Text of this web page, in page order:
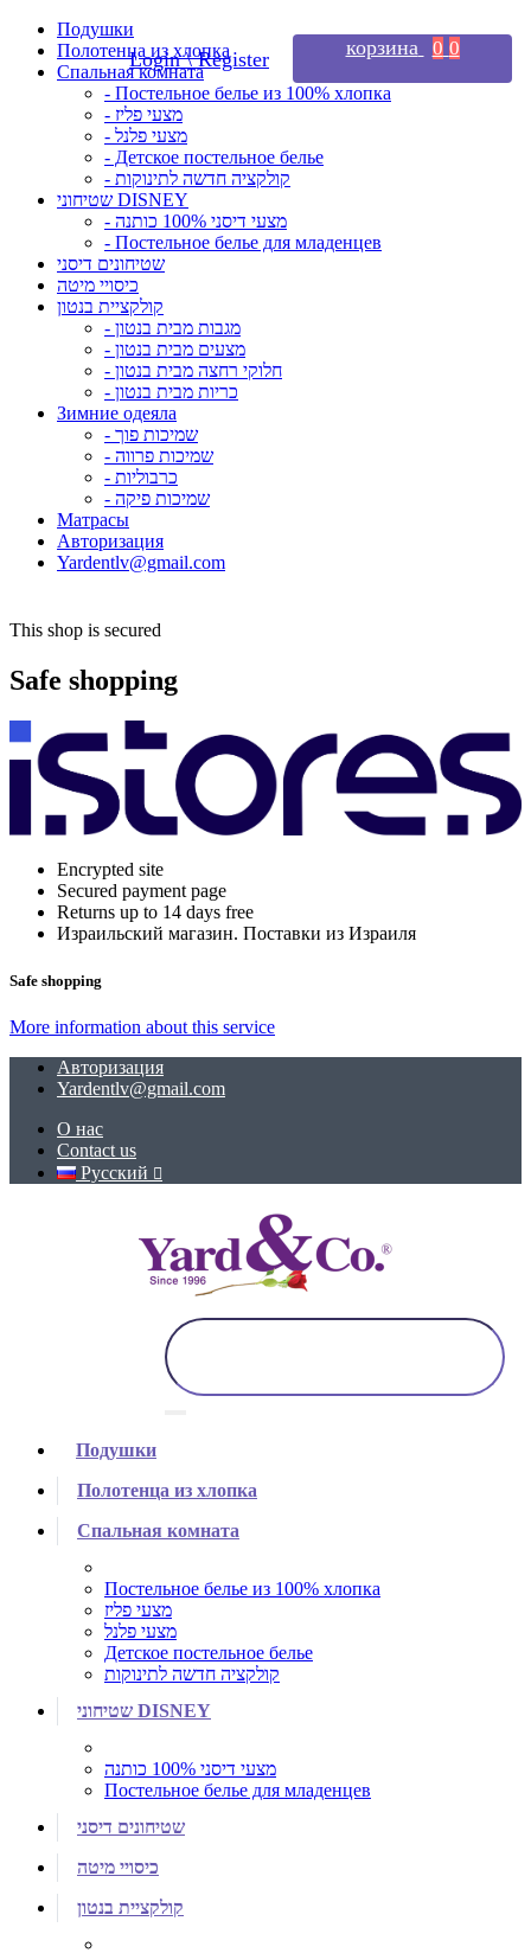
Подушки
Полотенца из хлопка
Спальная комната
- Постельное белье из 100% хлопка
- מצעי פליז
- מצעי פלנל
- Детское постельное белье
- קולקציה חדשה לתינוקות
שטיחוני DISNEY
- מצעי דיסני 100% כותנה
- Постельное белье для младенцев
שטיחונים דיסני
כיסויי מיטה
קולקציית בנטון
- מגבות מבית בנטון
- מצעים מבית בנטון
- חלוקי רחצה מבית בנטון
- כריות מבית בנטון
Зимние одеяла
- שמיכות פוך
- שמיכות פרווה
- כרבוליות
- שמיכות פיקה
Матрасы
Авторизация
Yardentlv@gmail.com
This shop is secured
Safe shopping
Encrypted site
Secured payment page
Returns up to 14 days free
Израильский магазин. Поставки из Израиля
Safe shopping
More information about this service
Авторизация
Yardentlv@gmail.com
О нас
Contact us
Русский
Login \ Register корзина 0 0
Подушки
Полотенца из хлопка
Спальная комната
Постельное белье из 100% хлопка
מצעי פליז
מצעי פלנל
Детское постельное белье
קולקציה חדשה לתינוקות
שטיחוני DISNEY
מצעי דיסני 100% כותנה
Постельное белье для младенцев
שטיחונים דיסני
כיסויי מיטה
קולקציית בנטון